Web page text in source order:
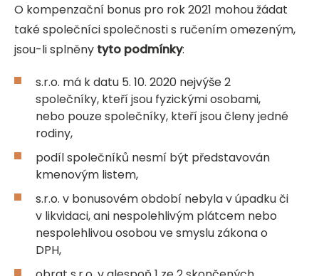
O kompenzační bonus pro rok 2021 mohou žádat
také společníci společnosti s ručením omezeným,
jsou-li splněny tyto podmínky:
s.r.o. má k datu 5. 10. 2020 nejvýše 2
společníky, kteří jsou fyzickými osobami,
nebo pouze společníky, kteří jsou členy jedné
rodiny,
podíl společníků nesmí být představován
kmenovým listem,
s.r.o. v bonusovém období nebyla v úpadku či
v likvidaci, ani nespolehlivým plátcem nebo
nespolehlivou osobou ve smyslu zákona o
DPH,